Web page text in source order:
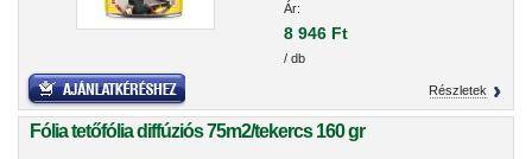
Ár:
8 946 Ft
/ db
Részletek
Fólia tetőfólia diffúziós 75m2/tekercs 160 gr